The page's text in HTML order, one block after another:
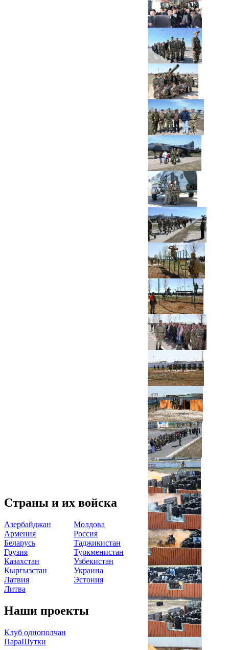
Страны и их войска
Азербайджан
Армения
Беларусь
Грузия
Казахстан
Кыргызстан
Латвия
Литва
Молдова
Россия
Таджикистан
Туркменистан
Узбекистан
Украина
Эстония
Наши проекты
Клуб однополчан
ПараШутки